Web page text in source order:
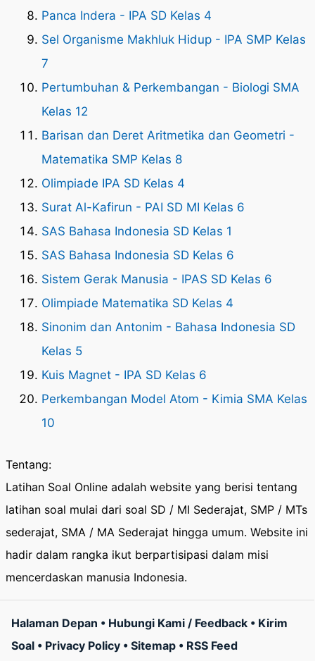
Panca Indera - IPA SD Kelas 4
Sel Organisme Makhluk Hidup - IPA SMP Kelas
7
Pertumbuhan & Perkembangan - Biologi SMA
Kelas 12
Barisan dan Deret Aritmetika dan Geometri -
Matematika SMP Kelas 8
Olimpiade IPA SD Kelas 4
Surat Al-Kafirun - PAI SD MI Kelas 6
SAS Bahasa Indonesia SD Kelas 1
SAS Bahasa Indonesia SD Kelas 6
Sistem Gerak Manusia - IPAS SD Kelas 6
Olimpiade Matematika SD Kelas 4
Sinonim dan Antonim - Bahasa Indonesia SD
Kelas 5
Kuis Magnet - IPA SD Kelas 6
Perkembangan Model Atom - Kimia SMA Kelas
10
Tentang:
Latihan Soal Online adalah website yang berisi tentang
latihan soal mulai dari soal SD / MI Sederajat, SMP / MTs
sederajat, SMA / MA Sederajat hingga umum. Website ini
hadir dalam rangka ikut berpartisipasi dalam misi
mencerdaskan manusia Indonesia.
Halaman Depan • Hubungi Kami / Feedback • Kirim
Soal • Privacy Policy • Sitemap • RSS Feed